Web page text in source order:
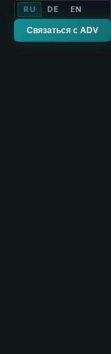
RU DE EN
Связаться с ADV